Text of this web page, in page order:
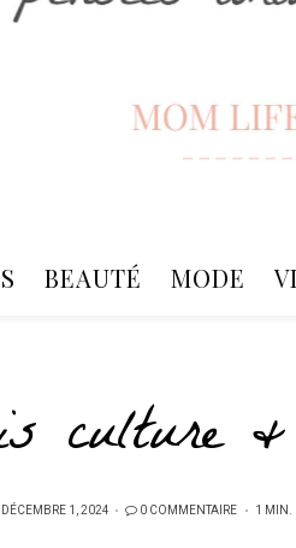
BEAUTÉ MODE
culture
PUBLIÉ
DÉCEMBRE 1, 2024 0 COMMENTAIRE 1 MIN.